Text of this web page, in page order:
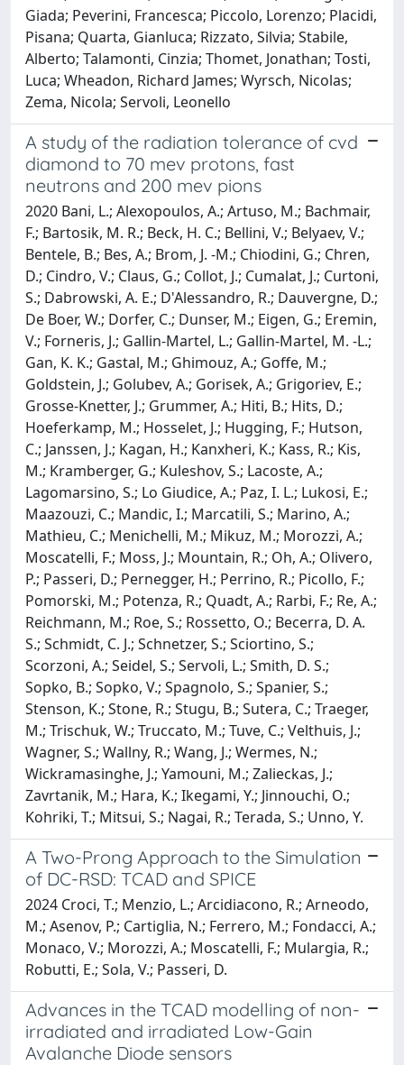
Giada; Peverini, Francesca; Piccolo, Lorenzo; Placidi,
Pisana; Quarta, Gianluca; Rizzato, Silvia; Stabile,
Alberto; Talamonti, Cinzia; Thomet, Jonathan; Tosti,
Luca; Wheadon, Richard James; Wyrsch, Nicolas;
Zema, Nicola; Servoli, Leonello
A study of the radiation tolerance of cvd
diamond to 70 mev protons, fast
neutrons and 200 mev pions
2020 Bani, L.; Alexopoulos, A.; Artuso, M.; Bachmair,
F.; Bartosik, M. R.; Beck, H. C.; Bellini, V.; Belyaev, V.;
Bentele, B.; Bes, A.; Brom, J. -M.; Chiodini, G.; Chren,
D.; Cindro, V.; Claus, G.; Collot, J.; Cumalat, J.; Curtoni,
S.; Dabrowski, A. E.; D'Alessandro, R.; Dauvergne, D.;
De Boer, W.; Dorfer, C.; Dunser, M.; Eigen, G.; Eremin,
V.; Forneris, J.; Gallin-Martel, L.; Gallin-Martel, M. -L.;
Gan, K. K.; Gastal, M.; Ghimouz, A.; Goffe, M.;
Goldstein, J.; Golubev, A.; Gorisek, A.; Grigoriev, E.;
Grosse-Knetter, J.; Grummer, A.; Hiti, B.; Hits, D.;
Hoeferkamp, M.; Hosselet, J.; Hugging, F.; Hutson,
C.; Janssen, J.; Kagan, H.; Kanxheri, K.; Kass, R.; Kis,
M.; Kramberger, G.; Kuleshov, S.; Lacoste, A.;
Lagomarsino, S.; Lo Giudice, A.; Paz, I. L.; Lukosi, E.;
Maazouzi, C.; Mandic, I.; Marcatili, S.; Marino, A.;
Mathieu, C.; Menichelli, M.; Mikuz, M.; Morozzi, A.;
Moscatelli, F.; Moss, J.; Mountain, R.; Oh, A.; Olivero,
P.; Passeri, D.; Pernegger, H.; Perrino, R.; Picollo, F.;
Pomorski, M.; Potenza, R.; Quadt, A.; Rarbi, F.; Re, A.;
Reichmann, M.; Roe, S.; Rossetto, O.; Becerra, D. A.
S.; Schmidt, C. J.; Schnetzer, S.; Sciortino, S.;
Scorzoni, A.; Seidel, S.; Servoli, L.; Smith, D. S.;
Sopko, B.; Sopko, V.; Spagnolo, S.; Spanier, S.;
Stenson, K.; Stone, R.; Stugu, B.; Sutera, C.; Traeger,
M.; Trischuk, W.; Truccato, M.; Tuve, C.; Velthuis, J.;
Wagner, S.; Wallny, R.; Wang, J.; Wermes, N.;
Wickramasinghe, J.; Yamouni, M.; Zalieckas, J.;
Zavrtanik, M.; Hara, K.; Ikegami, Y.; Jinnouchi, O.;
Kohriki, T.; Mitsui, S.; Nagai, R.; Terada, S.; Unno, Y.
A Two-Prong Approach to the Simulation
of DC-RSD: TCAD and SPICE
2024 Croci, T.; Menzio, L.; Arcidiacono, R.; Arneodo,
M.; Asenov, P.; Cartiglia, N.; Ferrero, M.; Fondacci, A.;
Monaco, V.; Morozzi, A.; Moscatelli, F.; Mulargia, R.;
Robutti, E.; Sola, V.; Passeri, D.
Advances in the TCAD modelling of non-
irradiated and irradiated Low-Gain
Avalanche Diode sensors